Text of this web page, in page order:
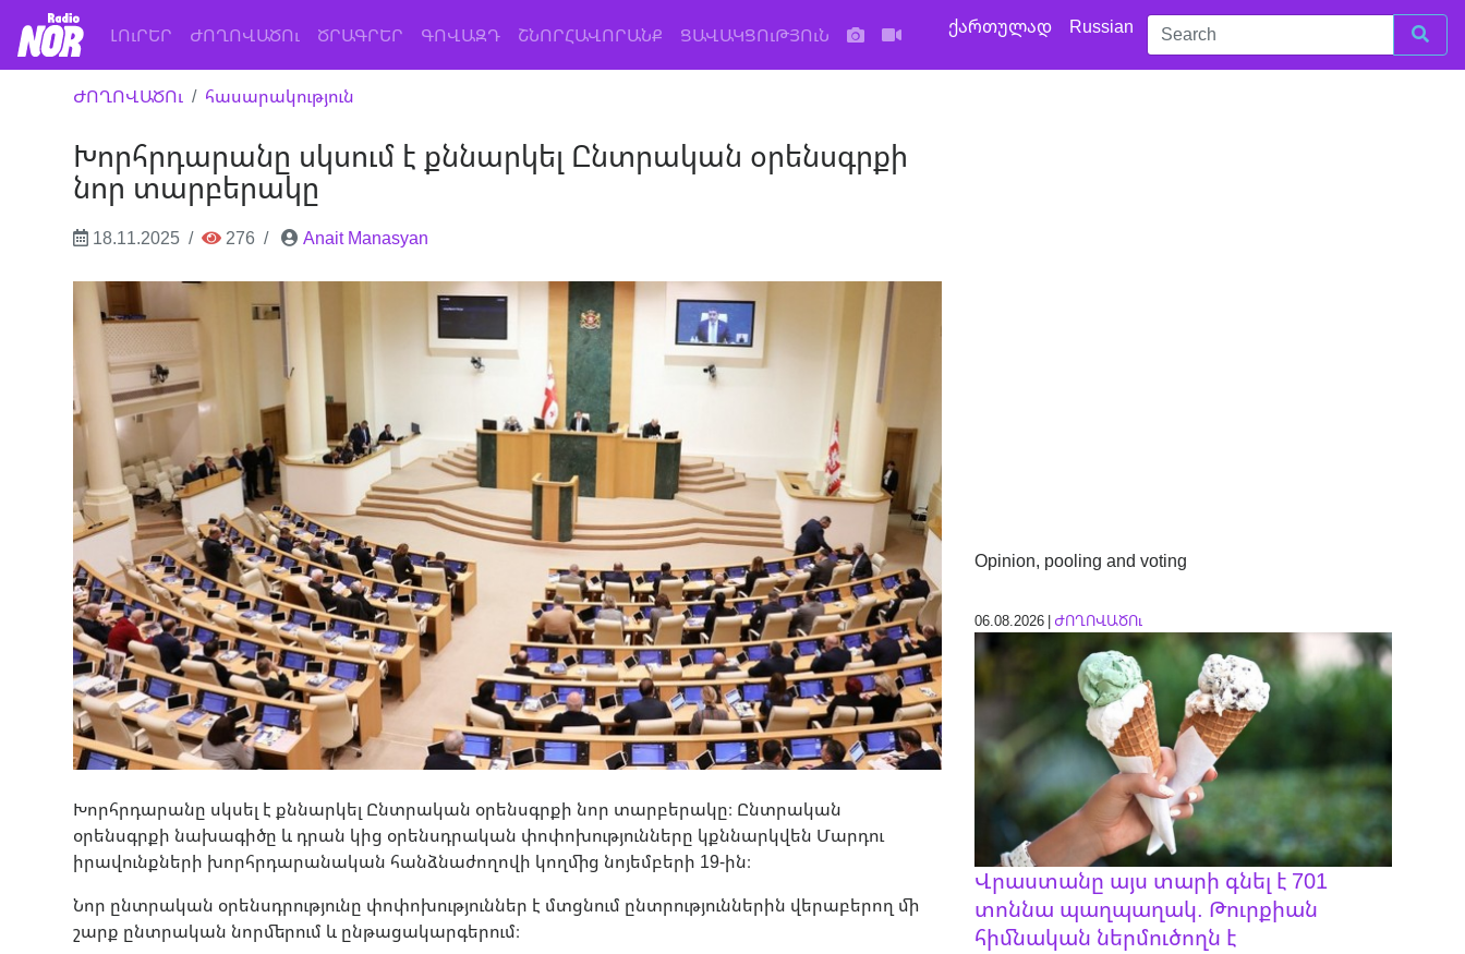
ԼՈւՐԵՐ (current)
ԺՈՂՈՎԱԾՈւ ԾՐԱԳՐԵՐ ԳՈՎԱԶԴ ՇՆՈՐՀԱՎՈՐԱՆՔ ՑԱՎԱԿՑՈւԹՅՈւՆ ქართულად Russian
ԺՈՂՈՎԱԾՈւ հասարակություն
Խորհրդարանը սկսում է քննարկել Ընտրական օրենսգրքի
նոր տարբերակը
18.11.2025 276 Anait Manasyan
Խորհրդարանը սկսել է քննարկել Ընտրական օրենսգրքի նոր տարբերակը։ Ընտրական
օրենսգրքի նախագիծը և դրան կից օրենսդրական փոփոխությունները կքննարկվեն Մարդու
իրավունքների խորհրդարանական հանձնաժողովի կողմից նոյեմբերի 19-ին։
Նոր ընտրական օրենսդրությունը փոփոխություններ է մտցնում ընտրություններին վերաբերող մի
շարք ընտրական նորմերում և ընթացակարգերում։
Opinion, pooling and voting
06.08.2026 |ԺՈՂՈՎԱԾՈւ
Վրաստանը այս տարի գնել է 701
տոննա պաղպաղակ. Թուրքիան
հիմնական ներմուծողն է